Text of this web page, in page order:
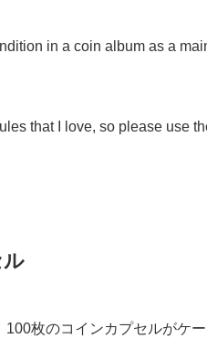
in a coin album as a
that I love, so please use
100枚のコインカプセルがケ